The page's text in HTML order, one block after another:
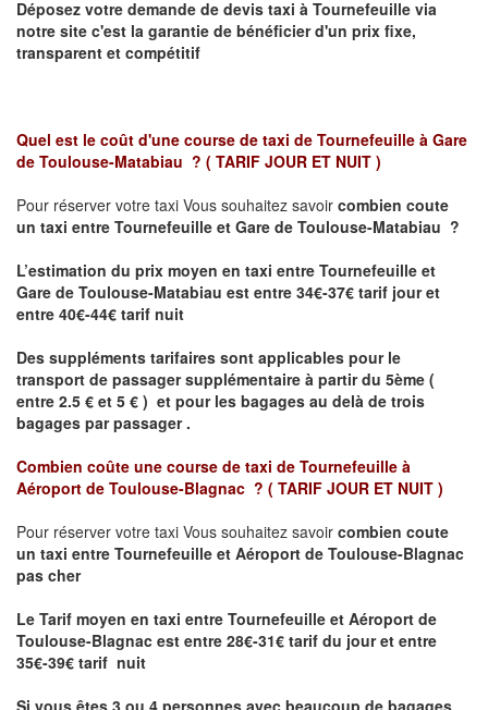
Déposez votre demande de devis taxi à Tournefeuille via
notre site c'est la garantie de bénéficier d'un prix fixe,
transparent et compétitif
Quel est le coût d'une course de taxi de Tournefeuille à Gare
de Toulouse-Matabiau ? ( TARIF JOUR ET NUIT )
Pour réserver votre taxi Vous souhaitez savoir combien coute
un taxi entre Tournefeuille et Gare de Toulouse-Matabiau ?
L’estimation du prix moyen en taxi entre Tournefeuille et
Gare de Toulouse-Matabiau est entre 34€-37€ tarif jour et
entre 40€-44€ tarif nuit
Des suppléments tarifaires sont applicables pour le
transport de passager supplémentaire à partir du 5ème (
entre 2.5 € et 5 € ) et pour les bagages au delà de trois
bagages par passager .
Combien coûte une course de taxi de Tournefeuille à
Aéroport de Toulouse-Blagnac ? ( TARIF JOUR ET NUIT )
Pour réserver votre taxi Vous souhaitez savoir combien coute
un taxi entre Tournefeuille et Aéroport de Toulouse-Blagnac
pas cher
Le Tarif moyen en taxi entre Tournefeuille et Aéroport de
Toulouse-Blagnac est entre 28€-31€ tarif du jour et entre
35€-39€ tarif nuit